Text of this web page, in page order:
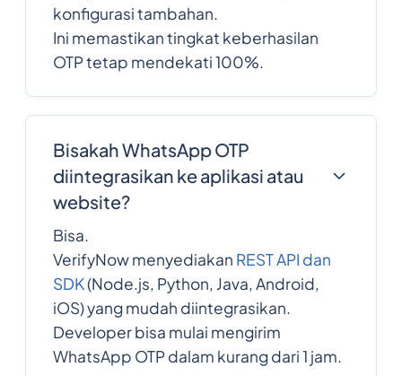
konfigurasi tambahan.
Ini memastikan tingkat keberhasilan
OTP tetap mendekati 100%.
Bisakah WhatsApp OTP
diintegrasikan ke aplikasi atau
website?
Bisa.
VerifyNow menyediakan REST API dan
SDK(Node.js, Python, Java, Android,
iOS) yang mudah diintegrasikan.
Developer bisa mulai mengirim
WhatsApp OTP dalam kurang dari 1 jam.